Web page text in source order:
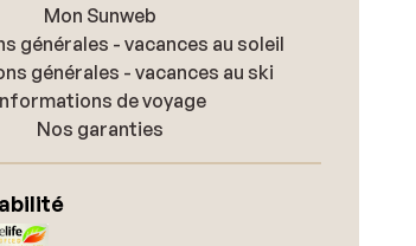
Mon Sunweb
générales - vacances au soleil
générales - vacances au ski
de voyage
Nos garanties